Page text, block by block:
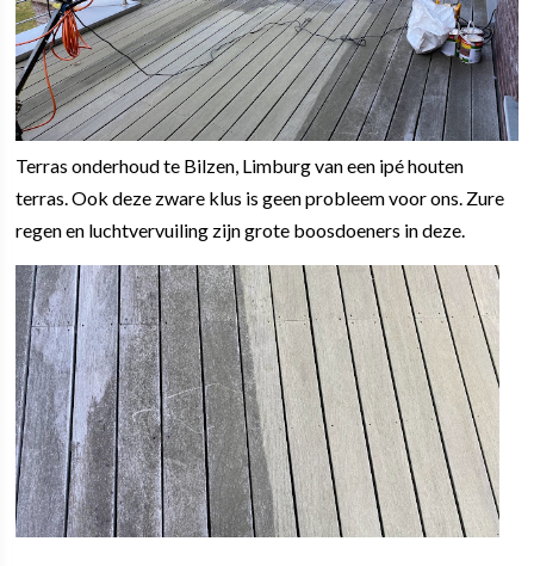
Terras onderhoud te Bilzen, Limburg van een ipé houten
terras. Ook deze zware klus is geen probleem voor ons. Zure
regen en luchtvervuiling zijn grote boosdoeners in deze.